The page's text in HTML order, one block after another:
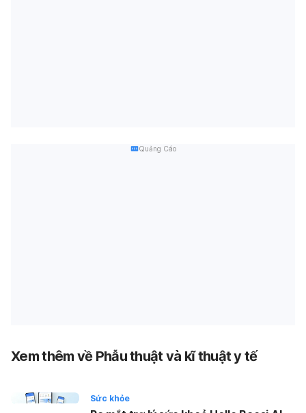
Quảng Cáo
Xem thêm về Phẫu thuật và kĩ thuật y tế
Sức khỏe